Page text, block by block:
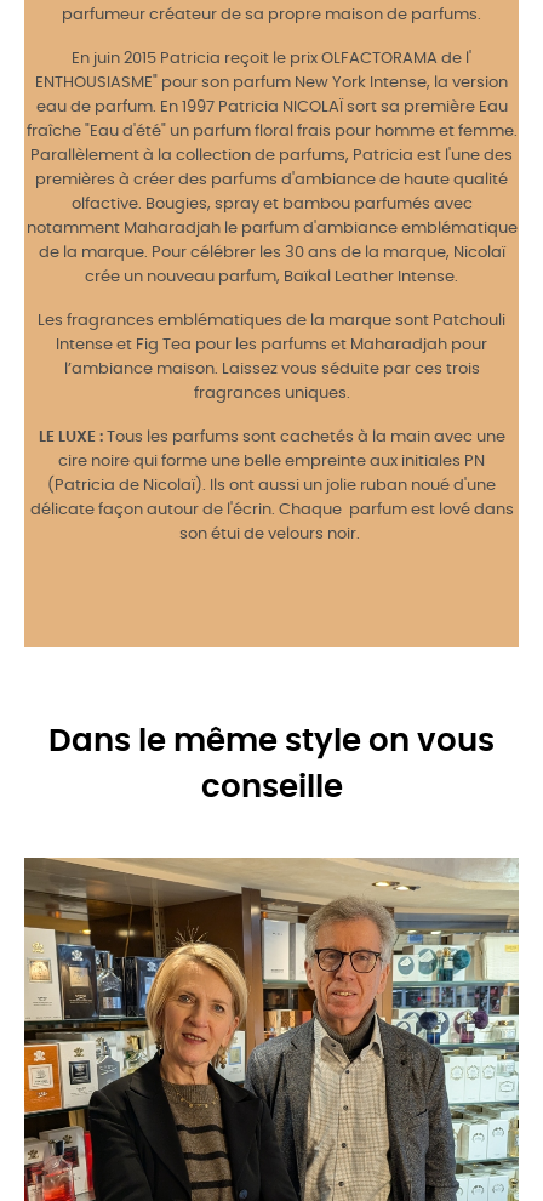
parfumeur créateur de sa propre maison de parfums.
En juin 2015 Patricia reçoit le prix OLFACTORAMA de l'
ENTHOUSIASME" pour son parfum New York Intense, la version
eau de parfum. En 1997 Patricia NICOLAÏ sort sa première Eau
fraîche "Eau d'été" un parfum floral frais pour homme et femme.
Parallèlement à la collection de parfums, Patricia est l'une des
premières à créer des parfums d'ambiance de haute qualité
olfactive. Bougies, spray et bambou parfumés avec
notamment Maharadjah le parfum d'ambiance emblématique
de la marque. Pour célébrer les 30 ans de la marque, Nicolaï
crée un nouveau parfum, Baïkal Leather Intense.
Les fragrances emblématiques de la marque sont Patchouli
Intense et Fig Tea pour les parfums et Maharadjah pour
l’ambiance maison. Laissez vous séduite par ces trois
fragrances uniques.
LE LUXE :Tous les parfums sont cachetés à la main avec une
cire noire qui forme une belle empreinte aux initiales PN
(Patricia de Nicolaï). Ils ont aussi un jolie ruban noué d'une
délicate façon autour de l'écrin. Chaque parfum est lové dans
son étui de velours noir.
Dans le même style on vous
conseille